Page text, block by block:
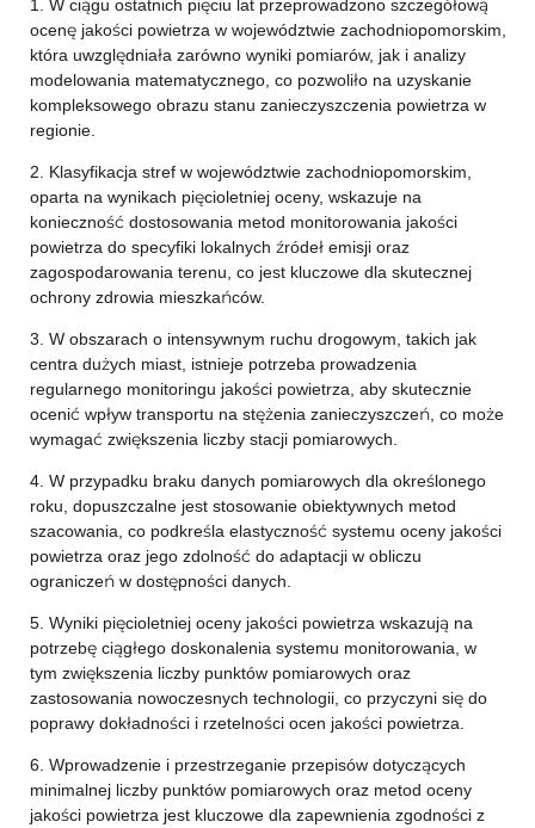
1. W ciągu ostatnich pięciu lat przeprowadzono szczegółową
ocenę jakości powietrza w województwie zachodniopomorskim,
która uwzględniała zarówno wyniki pomiarów, jak i analizy
modelowania matematycznego, co pozwoliło na uzyskanie
kompleksowego obrazu stanu zanieczyszczenia powietrza w
regionie.
2. Klasyfikacja stref w województwie zachodniopomorskim,
oparta na wynikach pięcioletniej oceny, wskazuje na
konieczność dostosowania metod monitorowania jakości
powietrza do specyfiki lokalnych źródeł emisji oraz
zagospodarowania terenu, co jest kluczowe dla skutecznej
ochrony zdrowia mieszkańców.
3. W obszarach o intensywnym ruchu drogowym, takich jak
centra dużych miast, istnieje potrzeba prowadzenia
regularnego monitoringu jakości powietrza, aby skutecznie
ocenić wpływ transportu na stężenia zanieczyszczeń, co może
wymagać zwiększenia liczby stacji pomiarowych.
4. W przypadku braku danych pomiarowych dla określonego
roku, dopuszczalne jest stosowanie obiektywnych metod
szacowania, co podkreśla elastyczność systemu oceny jakości
powietrza oraz jego zdolność do adaptacji w obliczu
ograniczeń w dostępności danych.
5. Wyniki pięcioletniej oceny jakości powietrza wskazują na
potrzebę ciągłego doskonalenia systemu monitorowania, w
tym zwiększenia liczby punktów pomiarowych oraz
zastosowania nowoczesnych technologii, co przyczyni się do
poprawy dokładności i rzetelności ocen jakości powietrza.
6. Wprowadzenie i przestrzeganie przepisów dotyczących
minimalnej liczby punktów pomiarowych oraz metod oceny
jakości powietrza jest kluczowe dla zapewnienia zgodności z